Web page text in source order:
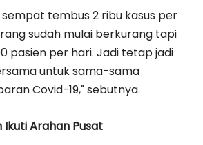
tembus 2 ribu kasus per
sudah mulai berkurang tapi
pasien per hari. Jadi tetap jadi
untuk sama-sama
Covid-19," sebutnya.
Ikuti Arahan Pusat